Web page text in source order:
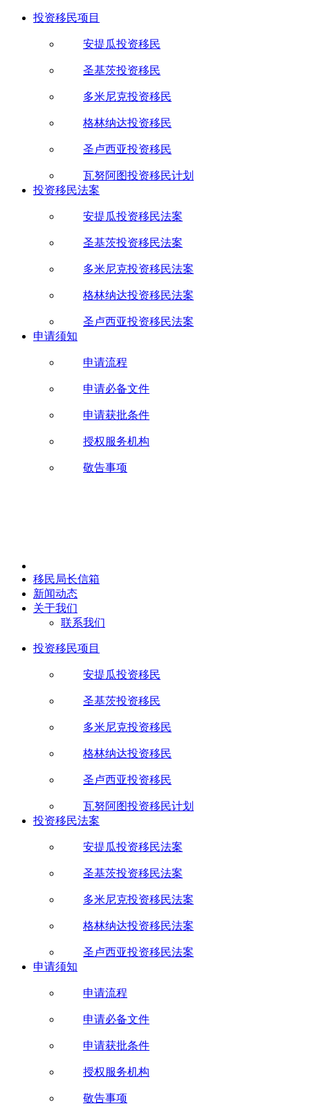
投资移民项目
安提瓜投资移民
圣基茨投资移民
多米尼克投资移民
格林纳达投资移民
圣卢西亚投资移民
瓦努阿图投资移民计划
投资移民法案
安提瓜投资移民法案
圣基茨投资移民法案
多米尼克投资移民法案
格林纳达投资移民法案
圣卢西亚投资移民法案
申请须知
申请流程
申请必备文件
申请获批条件
授权服务机构
敬告事项
移民局长信箱
新闻动态
关于我们
联系我们
投资移民项目
安提瓜投资移民
圣基茨投资移民
多米尼克投资移民
格林纳达投资移民
圣卢西亚投资移民
瓦努阿图投资移民计划
投资移民法案
安提瓜投资移民法案
圣基茨投资移民法案
多米尼克投资移民法案
格林纳达投资移民法案
圣卢西亚投资移民法案
申请须知
申请流程
申请必备文件
申请获批条件
授权服务机构
敬告事项